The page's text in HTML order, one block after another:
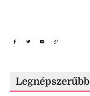
Legnépszerűbb